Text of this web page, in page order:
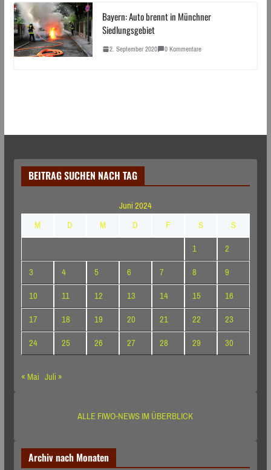
Bayern: Auto brennt in Münchner
Siedlungsgebiet
2. September 2020 0 Kommentare
BEITRAG SUCHEN NACH TAG
Juni 2024
M
D M D F S
S
1
2
3
4 5 6 7 8
9
10
11 12 13 14 15
16
17
18 19 20 21 22
23
24
25 26 27 28 29
30
« Mai Juli »
ALLE FIWO-NEWS IM ÜBERBLICK
Archiv nach Monaten